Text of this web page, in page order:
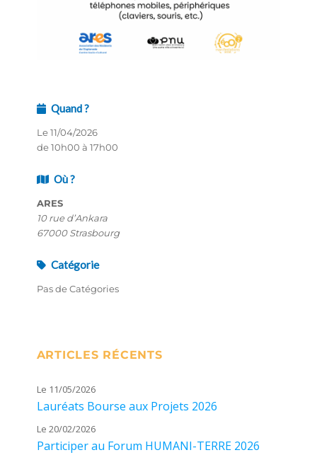
Quand ?
Le 11/04/2026
de 10h00 à 17h00
Où ?
ARES
10 rue d’Ankara
67000 Strasbourg
Catégorie
Pas de Catégories
ARTICLES RÉCENTS
Le 11/05/2026
Lauréats Bourse aux Projets 2026
Le 20/02/2026
Participer au Forum HUMANI-TERRE 2026